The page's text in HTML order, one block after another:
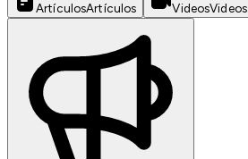
ArtículosArtículos VideosVideos